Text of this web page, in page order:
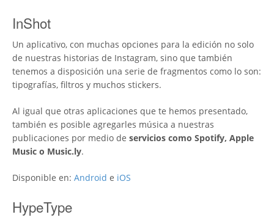
InShot
Un aplicativo, con muchas opciones para la edición no solo
de nuestras historias de Instagram, sino que también
tenemos a disposición una serie de fragmentos como lo son:
tipografías, filtros y muchos stickers.
Al igual que otras aplicaciones que te hemos presentado,
también es posible agregarles música a nuestras
publicaciones por medio de servicios como Spotify, Apple
Music o Music.ly.
Disponible en: Android e iOS
HypeType